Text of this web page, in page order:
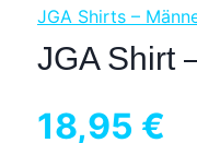
JGA Shirts –
JGA Shirt
18,95 €